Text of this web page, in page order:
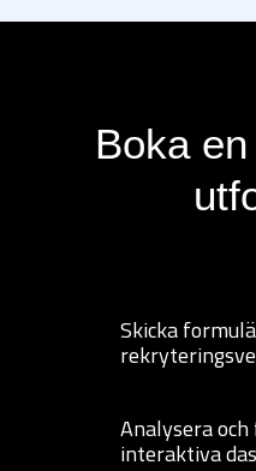
Boka
Skicka
Analysera
interaktiva